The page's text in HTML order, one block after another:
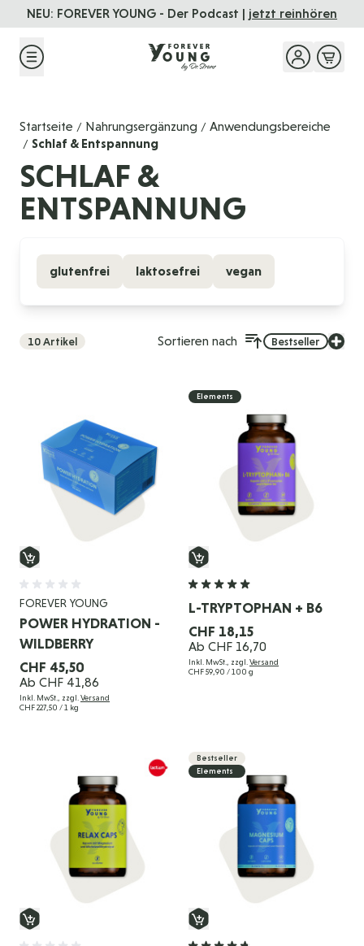
Direkt zum Inhalt
NEU: FOREVER YOUNG - Der Podcast | jetzt reinhören
Startseite / Nahrungsergänzung / Anwendungsbereiche
/ Schlaf & Entspannung
SCHLAF &
ENTSPANNUNG
glutenfrei laktosefrei vegan
10Artikel Sortieren nach Bestseller
FOREVER YOUNG
POWER HYDRATION -
WILDBERRY
CHF 45,50
Ab CHF 41,86
Inkl. MwSt., zzgl. Versand
CHF 227,50 / 1 kg
L-TRYPTOPHAN + B6
CHF 18,15
Ab CHF 16,70
Inkl. MwSt., zzgl. Versand
CHF 59,90 / 100 g
Elements
Bestseller
Elements